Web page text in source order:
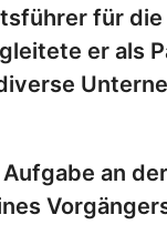
für
er als
an